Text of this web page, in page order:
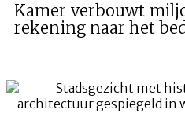
Kamer verbouwt
rekening naar het